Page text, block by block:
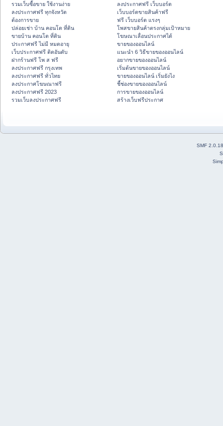
รวมเว็บซื้อขาย ใช้งานง่าย
ลงประกาศฟรี ทุกจังหวัด
ต้องการขาย
ปล่อยเช่า บ้าน คอนโด ที่ดิน
ขายบ้าน คอนโด ที่ดิน
ประกาศฟรี ไม่มี หมดอายุ
เว็บประกาศฟรี ติดอันดับ
ฝากร้านฟรี โพ ส ฟรี
ลงประกาศฟรี กรุงเทพ
ลงประกาศฟรี ทั่วไทย
ลงประกาศโฆษณาฟรี
ลงประกาศฟรี 2023
รวมเว็บลงประกาศฟรี
ลงประกาศฟรี เว็บบอร์ด
เว็บบอร์ดขายสินค้าฟรี
ฟรี เว็บบอร์ด แรงๆ
โพสขายสินค้าตรงกลุ่มเป้าหมาย
โฆษณาเลื่อนประกาศได้
ขายของออนไลน์
แนะนำ 6 วิธีขายของออนไลน์
อยากขายของออนไลน์
เริ่มต้นขายของออนไลน์
ขายของออนไลน์ เริ่มยังไง
ชี้ช่องขายของออนไลน์
การขายของออนไลน์
สร้างเว็บฟรีประกาศ
SMF 2.0.18